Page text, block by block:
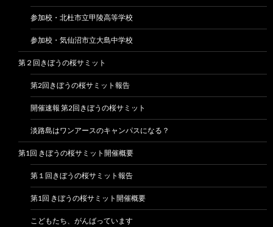
参加校・北杜市立甲陵高等学校
参加校・気仙沼市立大島中学校
第２回きぼうの桜サミット
第2回きぼうの桜サミット報告
開催速報 第2回きぼうの桜サミット
淡路島はワンアースのキャンパスになる？
第1回 きぼうの桜サミット開催概要
第１回きぼうの桜サミット報告
第1回 きぼうの桜サミット開催概要
こどもたち、がんばっています